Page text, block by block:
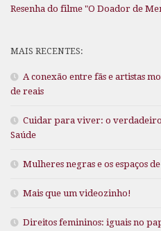
Resenha do filme "O Doador de
MAIS RECENTES:
A conexão entre fãs e artistas
de reais
Cuidar para viver: o
Saúde
Mulheres negras e os espaços
Mais que um videozinho!
Direitos femininos: iguais no